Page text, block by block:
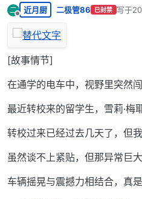
二
离线
近月厨 二极管86 已封禁 写于
最后由
[故事情节]
在通学的电车中，视野里突然
最近转校来的留学生，雪莉·梅
转校过来已经过去几天了，但
虽然谈不上紧贴，但那异常巨
车辆摇晃与震撼力相结合，真